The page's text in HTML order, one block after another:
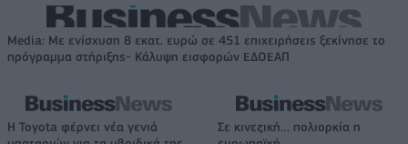
Media: Με ενίσχυση 8 εκατ. ευρώ σε 451 επιχειρήσεις ξεκίνησε το
πρόγραμμα στήριξης- Κάλυψη εισφορών ΕΔΟΕΑΠ
Η Toyota φέρνει νέα γενιά
Σε κινεζική… πολιορκία η